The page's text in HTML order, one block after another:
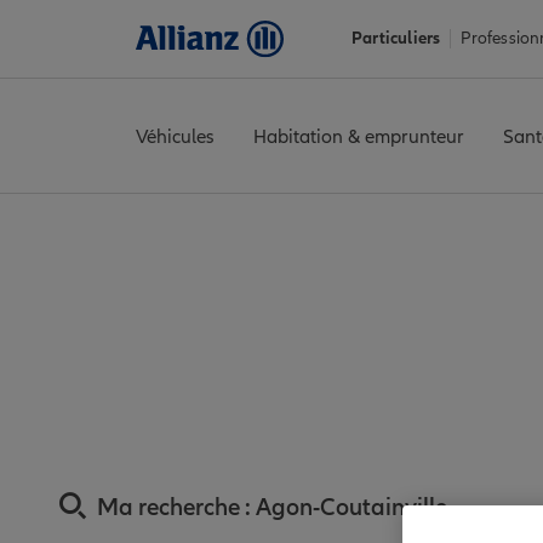
Particuliers
Véhicules Habitation & emprunteur
Ma recherche : Agon-Coutainville